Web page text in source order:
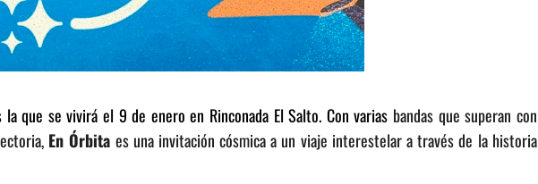
que se vivirá el 9 de enero en Rinconada El Salto. Con varias bandas que superan con
En Órbita es una invitación cósmica a un viaje interestelar a través de la historia